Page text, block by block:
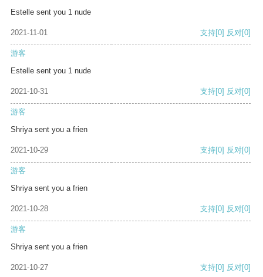
Estelle sent you 1 nude
2021-11-01 支持[0] 反对[0]
游客
Estelle sent you 1 nude
2021-10-31 支持[0] 反对[0]
游客
Shriya sent you a frien
2021-10-29 支持[0] 反对[0]
游客
Shriya sent you a frien
2021-10-28 支持[0] 反对[0]
游客
Shriya sent you a frien
2021-10-27 支持[0] 反对[0]